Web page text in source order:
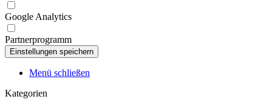
Google Analytics
Partnerprogramm
Menü schließen
Kategorien